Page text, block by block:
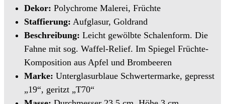
Dekor: Polychrome Malerei, Früchte
Staffierung: Aufglasur, Goldrand
Beschreibung: Leicht gewölbte Schalenform. Die
Fahne mit sog. Waffel-Relief. Im Spiegel Früchte-
Komposition aus Apfel und Brombeeren
Marke: Unterglasurblaue Schwertermarke, gepresst
„19“, geritzt „T70“